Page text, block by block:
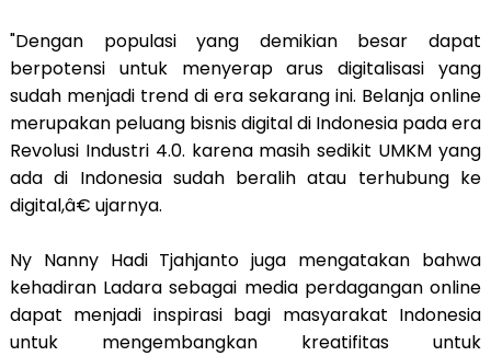
"Dengan populasi yang demikian besar dapat
berpotensi untuk menyerap arus digitalisasi yang
sudah menjadi trend di era sekarang ini. Belanja online
merupakan peluang bisnis digital di Indonesia pada era
Revolusi Industri 4.0. karena masih sedikit UMKM yang
ada di Indonesia sudah beralih atau terhubung ke
digital,â€ ujarnya.
Ny Nanny Hadi Tjahjanto juga mengatakan bahwa
kehadiran Ladara sebagai media perdagangan online
dapat menjadi inspirasi bagi masyarakat Indonesia
untuk mengembangkan kreatifitas untuk